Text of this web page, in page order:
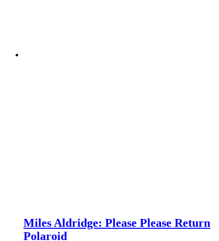
Miles Aldridge: Please Please Return
Polaroid